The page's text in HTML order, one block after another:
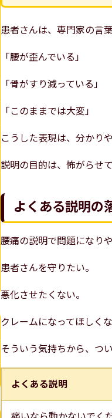
患者さんは、専門家の言
「腰が歪んでいる」
「骨がすり減っている」
「このままでは大変」
こうした表現は、分かり
説明の目的は、怖がらせ
よくある説明の
腰痛の説明で問題になり
患者さんを守りたい。
悪化させたくない。
クレームになってほしくな
そういう気持ちから、つ
よくある説明